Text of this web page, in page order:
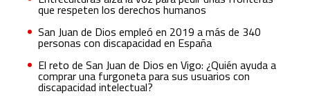
que respeten los derechos humanos
San Juan de Dios empleó en 2019 a más de 340
personas con discapacidad en España
El reto de San Juan de Dios en Vigo: ¿Quién ayuda a
comprar una furgoneta para sus usuarios con
discapacidad intelectual?